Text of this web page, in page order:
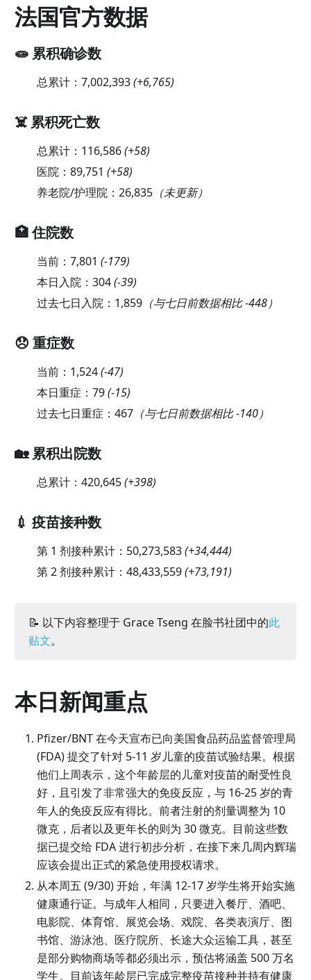
法国官方数据
🧫 累积确诊数
总累计： 7,002,393(+6,765)
☠️ 累积死亡数
总累计： 116,586(+58)
医院： 89,751 (+58)
养老院/护理院： 26,835（未更新）
🏥 住院数
当前： 7,801 (-179)
本日入院： 304(-39)
过去七日入院： 1,859（与七日前数据相比 -448）
😞 重症数
当前： 1,524(-47)
本日重症： 79(-15)
过去七日重症： 467（与七日前数据相比 -140）
🏡 累积出院数
总累计： 420,645(+398)
💉 疫苗接种数
第 1 剂接种累计： 50,273,583(+34,444)
第 2 剂接种累计： 48,433,559(+73,191)
📝 以下内容整理于 Grace Tseng 在脸书社团中的此
贴文。
本日新闻重点
Pfizer/BNT 在今天宣布已向美国食品药品监督管理局
(FDA) 提交了针对 5-11 岁儿童的疫苗试验结果。根据
他们上周表示，这个年龄层的儿童对疫苗的耐受性良
好，且引发了非常强大的免疫反应，与 16-25 岁的青
年人的免疫反应有得比。前者注射的剂量调整为 10
微克，后者以及更年长的则为 30 微克。目前这些数
据已提交给 FDA 进行初步分析，在接下来几周内辉瑞
应该会提出正式的紧急使用授权请求。
从本周五 (9/30) 开始，年满 12-17 岁学生将开始实施
健康通行证。与成年人相同，只要进入餐厅、酒吧、
电影院、体育馆、展览会场、戏院、各类表演厅、图
书馆、游泳池、医疗院所、长途大众运输工具，甚至
是部分购物商场等都必须出示，预估将涵盖 500 万名
学生。目前该年龄层已完成完整疫苗接种并持有健康